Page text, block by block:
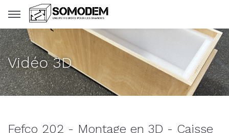
Panneau de gestion des cookies
Vidéo 3D
Fefco 202 - Montage en 3D - Caisse